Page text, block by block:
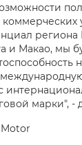
и Макао, мы
марки", -